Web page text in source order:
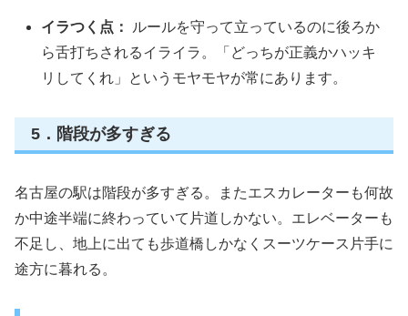
イラつく点：
ルールを守って立っているのに後ろか
ら舌打ちされるイライラ。「どっちが正義かハッキ
リしてくれ」というモヤモヤが常にあります。
5．階段が多すぎる
名古屋の駅は階段が多すぎる。またエスカレーターも何故
か中途半端に終わっていて片道しかない。エレベーターも
不足し、地上に出ても歩道橋しかなくスーツケース片手に
途方に暮れる。